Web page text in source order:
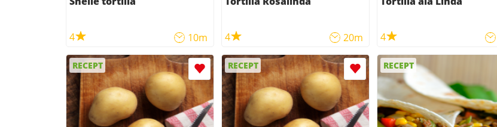
4 10m 4 20m 4
RECEPT RECEPT RECEPT